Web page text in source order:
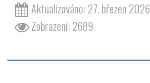
Aktualizováno: 27. březen 2026
Zobrazení: 2689